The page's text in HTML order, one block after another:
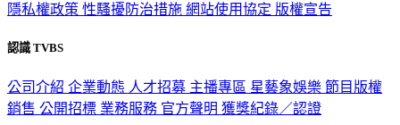
隱私權政策 性騷擾防治措施 網站使用協定 版權宣告
認識 TVBS
公司介紹 企業動態 人才招募 主播專區 星藝象娛樂 節目版權
銷售 公開招標 業務服務 官方聲明 獲獎紀錄／認證